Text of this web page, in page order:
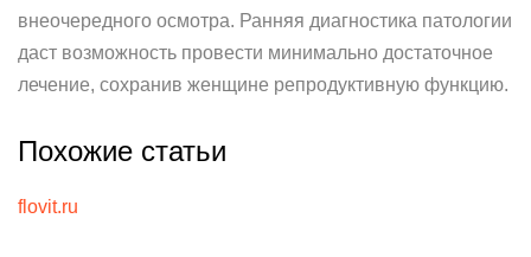
внеочередного осмотра. Ранняя диагностика патологии
даст возможность провести минимально достаточное
лечение, сохранив женщине репродуктивную функцию.
Похожие статьи
flovit.ru